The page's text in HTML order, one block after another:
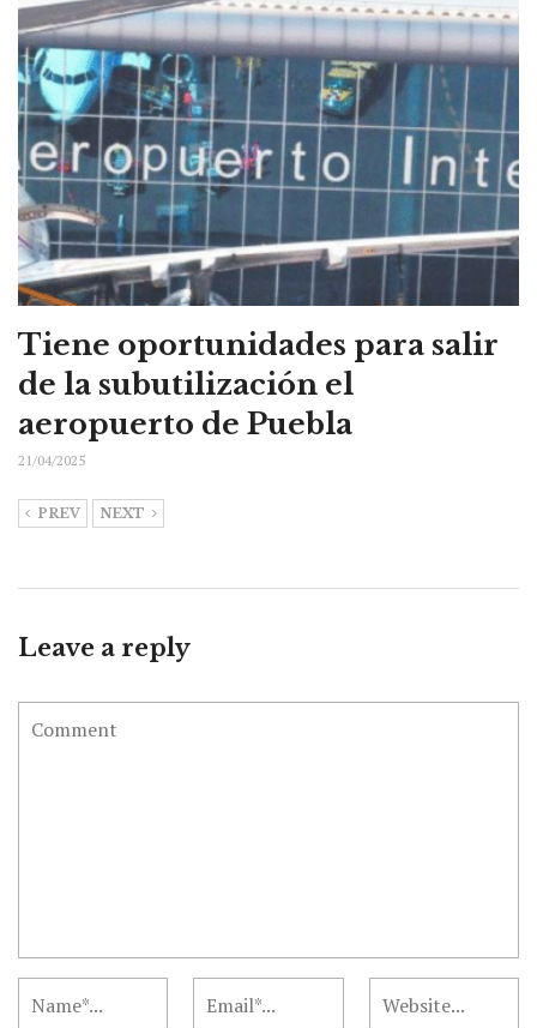
Tiene oportunidades para salir
de la subutilización el
aeropuerto de Puebla
21/04/2025
PREV NEXT
Leave a reply